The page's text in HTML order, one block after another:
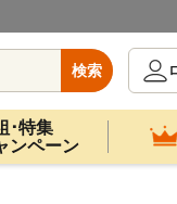
検索
･特集
ンペーン